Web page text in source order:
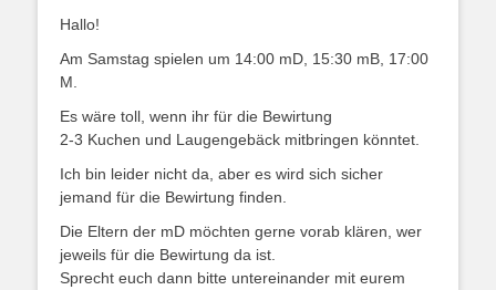
Hallo!
Am Samstag spielen um 14:00 mD, 15:30 mB, 17:00
M.
Es wäre toll, wenn ihr für die Bewirtung
2-3 Kuchen und Laugengebäck mitbringen könntet.
Ich bin leider nicht da, aber es wird sich sicher
jemand für die Bewirtung finden.
Die Eltern der mD möchten gerne vorab klären, wer
jeweils für die Bewirtung da ist.
Sprecht euch dann bitte untereinander mit eurem